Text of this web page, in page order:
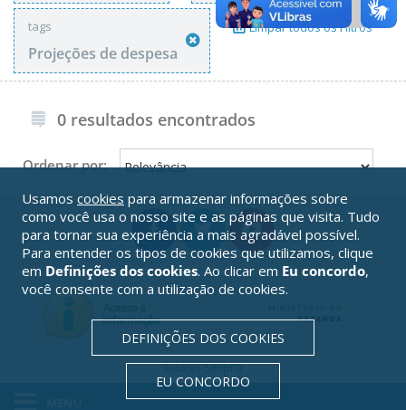
tags
Projeções de despesa
Limpar todos os Filtros
0 resultados encontrados
Ordenar por:
SoluçãoSerpro
Usamos cookies para armazenar informações sobre
como você usa o nosso site e as páginas que visita. Tudo
para tornar sua experiência a mais agradável possível.
Para entender os tipos de cookies que utilizamos, clique
em Definições dos cookies. Ao clicar em Eu concordo,
você consente com a utilização de cookies.
DEFINIÇÕES DOS COOKIES
EU CONCORDO